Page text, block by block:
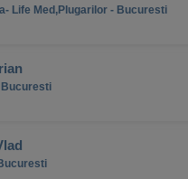
Life Med,Plugarilor - Bucuresti
Bucuresti